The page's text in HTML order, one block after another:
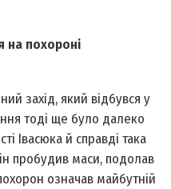
на похороні
захід, який відбувся у
тоді ще було далеко
Івасюка й справді така
пробудив маси, подолав
означав майбутній